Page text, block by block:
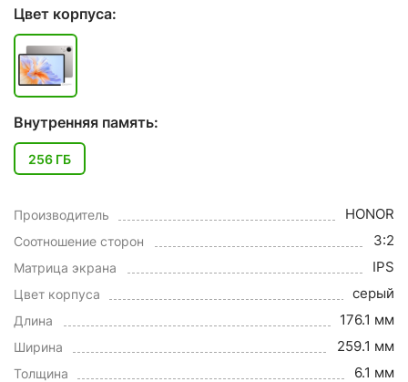
Цвет корпуса:
Внутренняя память:
256 ГБ
Производитель HONOR
Соотношение сторон 3:2
Матрица экрана IPS
Цвет корпуса серый
Длина 176.1 мм
Ширина 259.1 мм
Толщина 6.1 мм